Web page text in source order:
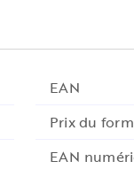
EAN
Prix du
EAN